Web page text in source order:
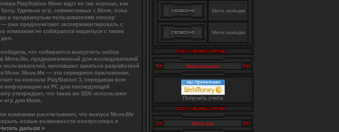
PlayStation Move идут не так хорошо, как
Удачных игр, совместимых с Move, пока
и продвинутым пользователям сенсор
— они предпочитают экспериментировать с
компания не собирается мириться с таким
что собирается выпустить набор
Move.Me, предназначенный для исследователей
мечтавших заняться разработкой
Move. Move.Me — это серверное приложение,
на консоли PlayStation 3, передавая всю
информацию на РС для последующей
утверждает, что такие же SDK используют
игр для Move.
компании рассчитывают, что выпуск Move.Me
новые возможности контроллера и
дальше »
Место свободно
Место свободно
Наши кошельки
Получить счета
Block title